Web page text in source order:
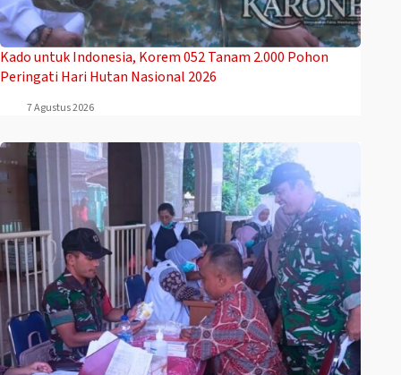
Kado untuk Indonesia, Korem 052 Tanam 2.000 Pohon
Peringati Hari Hutan Nasional 2026
7 Agustus 2026